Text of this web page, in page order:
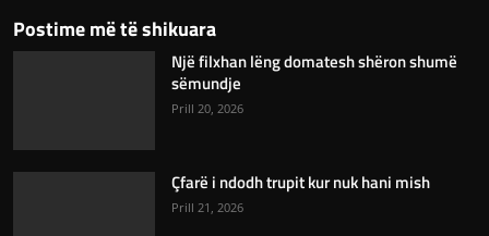
Postime më të shikuara
Një filxhan lëng domatesh shëron shumë
sëmundje
Prill 20, 2026
Çfarë i ndodh trupit kur nuk hani mish
Prill 21, 2026